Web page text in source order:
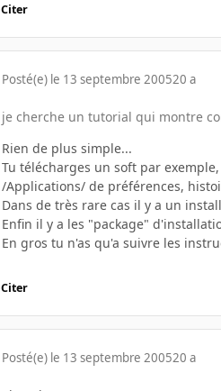
Citer
Posté(e) le 13 septembre 200520 a
je cherche un tutorial qui montre
Rien de plus simple...
Tu télécharges un soft par
/Applications/ de préférences,
Dans de très rare cas il y a un
Enfin il y a les "package"
En gros tu n'as qu'a suivre les
Citer
Posté(e) le 13 septembre 200520 a